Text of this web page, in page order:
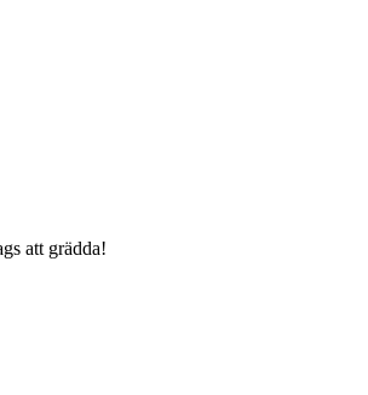
att grädda!